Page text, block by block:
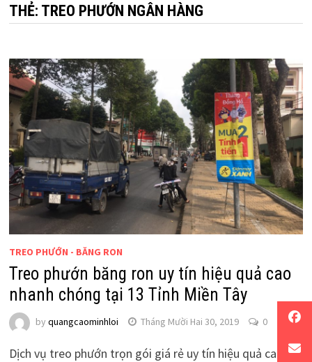
THẺ: TREO PHƯỚN NGÂN HÀNG
TREO PHƯỚN - BĂNG RON
Treo phướn băng ron uy tín hiệu quả cao
nhanh chóng tại 13 Tỉnh Miền Tây
by quangcaominhloi Tháng Mười Hai 30, 2019 0
Dịch vụ treo phướn trọn gói giá rẻ uy tín hiệu quả cao,